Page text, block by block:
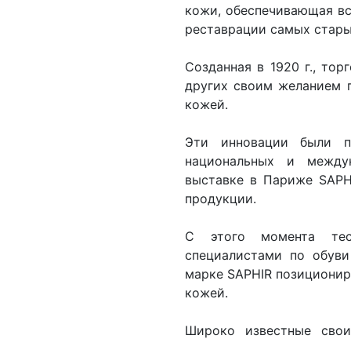
кожи, обеспечивающая
реставрации самых
Созданная в 1920 г.,
других своим желанием
кожей.
Эти инновации были
национальных и
выставке в Париже
продукции.
С этого момента
специалистами по
марке SAPHIR
кожей.
Широко известные